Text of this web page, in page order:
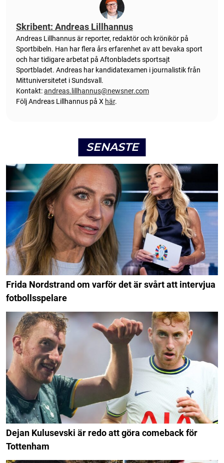
Skribent: Andreas Lillhannus
Andreas Lillhannus är reporter, redaktör och krönikör på
Sportbibeln. Han har flera års erfarenhet av att bevaka sport
och har tidigare arbetat på Aftonbladets sportsajt
Sportbladet. Andreas har kandidatexamen i journalistik från
Mittuniversitetet i Sundsvall.
Kontakt:andreas.lillhannus@newsner.com
Följ Andreas Lillhannus på X här.
SENASTE
Frida Nordstrand om varför det är svårt att intervjua
fotbollsspelare
Dejan Kulusevski är redo att göra comeback för
Tottenham